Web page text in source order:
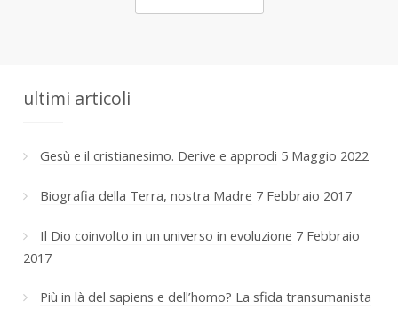
ultimi articoli
Gesù e il cristianesimo. Derive e approdi 5 Maggio 2022
Biografia della Terra, nostra Madre 7 Febbraio 2017
Il Dio coinvolto in un universo in evoluzione 7 Febbraio
2017
Più in là del sapiens e dell’homo? La sfida transumanista